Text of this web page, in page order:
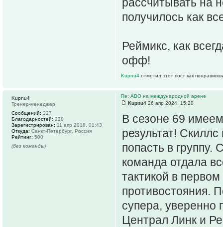
получилось как
Реймикс, как
офф!
Kupnu4 отметил этот пост как
Re: АВО на международной арене
Kupnu4 26 апр 2024, 15:20
В сезоне 69
результат!
попасть в группу.
команда отдала
тактикой в
противостояния.
супера, уверенно
Централ Линк и
Kupnu4
Тренер-менеджер
Сообщений: 227
Благодарностей: 228
Зарегистрирован: 11 апр 2018, 01:43
Откуда: Санкт-Петербург, Россия
Рейтинг: 500
(без команды)